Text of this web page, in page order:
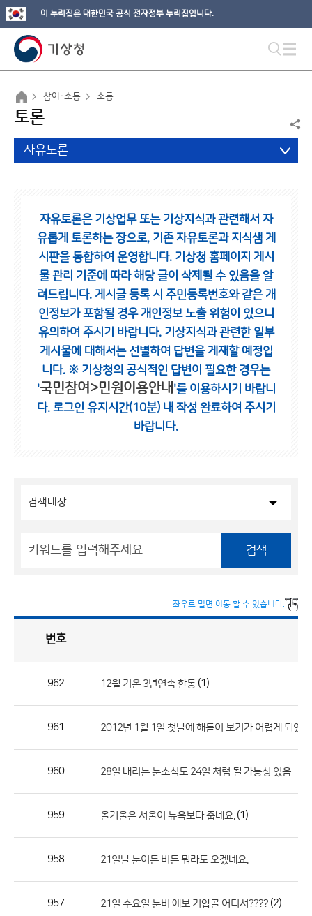
이 누리집은 대한민국 공식 전자정부 누리집입니다.
참여·소통 소통
토론
자유토론
자유토론은 기상업무 또는 기상지식과 관련해서 자
유롭게 토론하는 장으로, 기존 자유토론과 지식샘 게
시판을 통합하여 운영합니다. 기상청 홈페이지 게시
물 관리 기준에 따라 해당 글이 삭제될 수 있음을 알
려드립니다. 게시글 등록 시 주민등록번호와 같은 개
인정보가 포함될 경우 개인정보 노출 위험이 있으니
유의하여 주시기 바랍니다. 기상지식과 관련한 일부
게시물에 대해서는 선별하여 답변을 게재할 예정입
니다. ※ 기상청의 공식적인 답변이 필요한 경우는
'국민참여>민원이용안내 '를 이용하시기 바랍니
다. 로그인 유지시간(10분) 내 작성 완료하여 주시기
바랍니다.
검색
좌우로 밀면 이동 할 수 있습니다.
론
호,
번호
962 12월 기온 3년연속 한동 (1)
961 2012년 1월 1일 첫날에 해돋이 보기가 어렵게 되었네
960 28일 내리는 눈소식도 24일 처럼 될 가능성 있음
959 올겨울은 서울이 뉴욕보다 춥네요. (1)
958 21일날 눈이든 비든 뭐라도 오겠네요.
957 21일 수요일 눈비 예보 기압골 어디서???? (2)